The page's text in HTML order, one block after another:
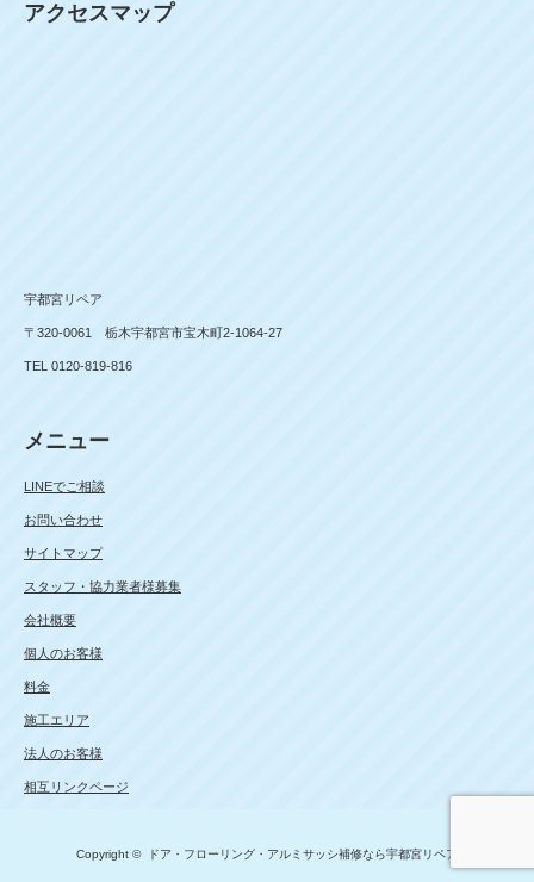
アクセスマップ
宇都宮リペア
〒320-0061 栃木宇都宮市宝木町2-1064-27
TEL 0120-819-816
メニュー
LINEでご相談
お問い合わせ
サイトマップ
スタッフ・協力業者様募集
会社概要
個人のお客様
料金
施工エリア
法人のお客様
相互リンクページ
Copyright © ドア・フローリング・アルミサッシ補修なら宇都宮リペア